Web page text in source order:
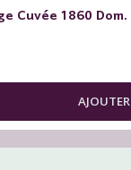
Cuvée 1860
AJOUTER